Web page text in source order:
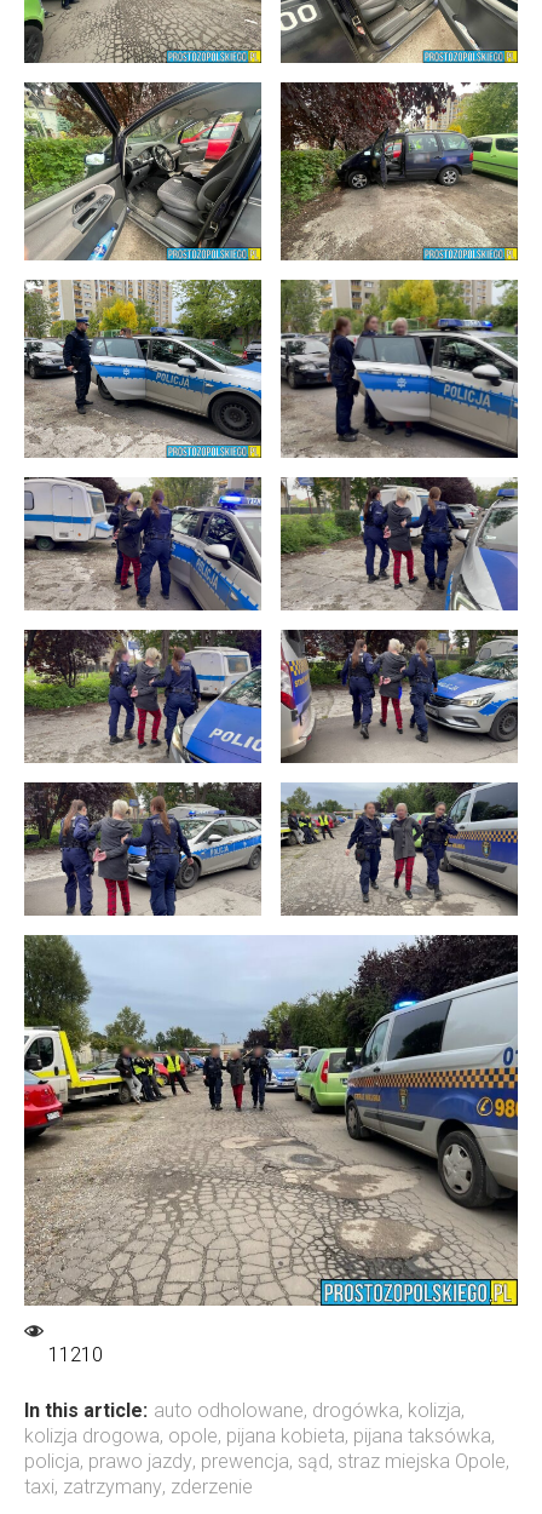
11210
In this article: auto odholowane, drogówka, kolizja,
kolizja drogowa, opole, pijana kobieta, pijana taksówka,
policja, prawo jazdy, prewencja, sąd, straz miejska Opole,
taxi, zatrzymany, zderzenie